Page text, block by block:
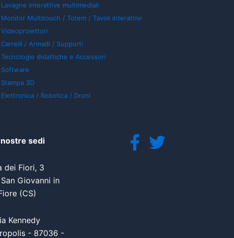
Lavagne interattive multimediali
Monitor Multitouch / Totem / Tavoli interattivi
Videoproiettori
Carrelli / Armadi / Supporti
Tecnologie didattiche e Accessori
Software
Stampa 3D
Elettronica / Robotica / Droni
sedi
dei Fiori, 3
Giovanni in
(CS)
Kennedy
- 87036 -